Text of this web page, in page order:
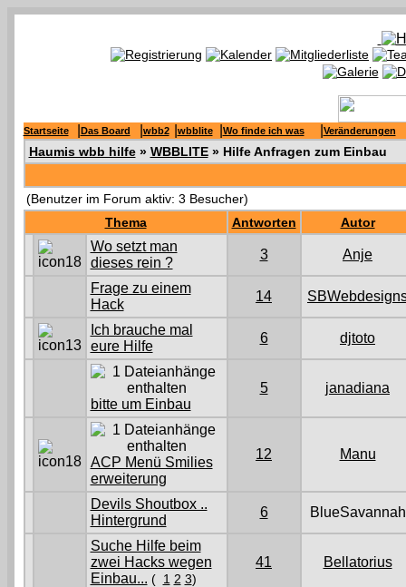
Startseite Das Board wbb2 wbblite Wo finde ich was Veränderungen
Haumis wbb hilfe» WBBLITE» Hilfe Anfragen zum Einbau
(Benutzer im Forum aktiv: 3 Besucher)
Thema
Antworten Autor
Wo setzt man
dieses rein ?
3 Anje
Frage zu einem
Hack
14
Ich brauche mal
eure Hilfe
6 djtoto
bitte um Einbau
5 janadiana
ACP Menü Smilies
erweiterung
12 Manu
Devils Shoutbox ..
Hintergrund
6 BlueSavannah
Suche Hilfe beim
zwei Hacks wegen
Einbau... ( 1 2 3)
41 Bellatorius